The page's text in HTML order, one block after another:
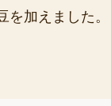
加えました。